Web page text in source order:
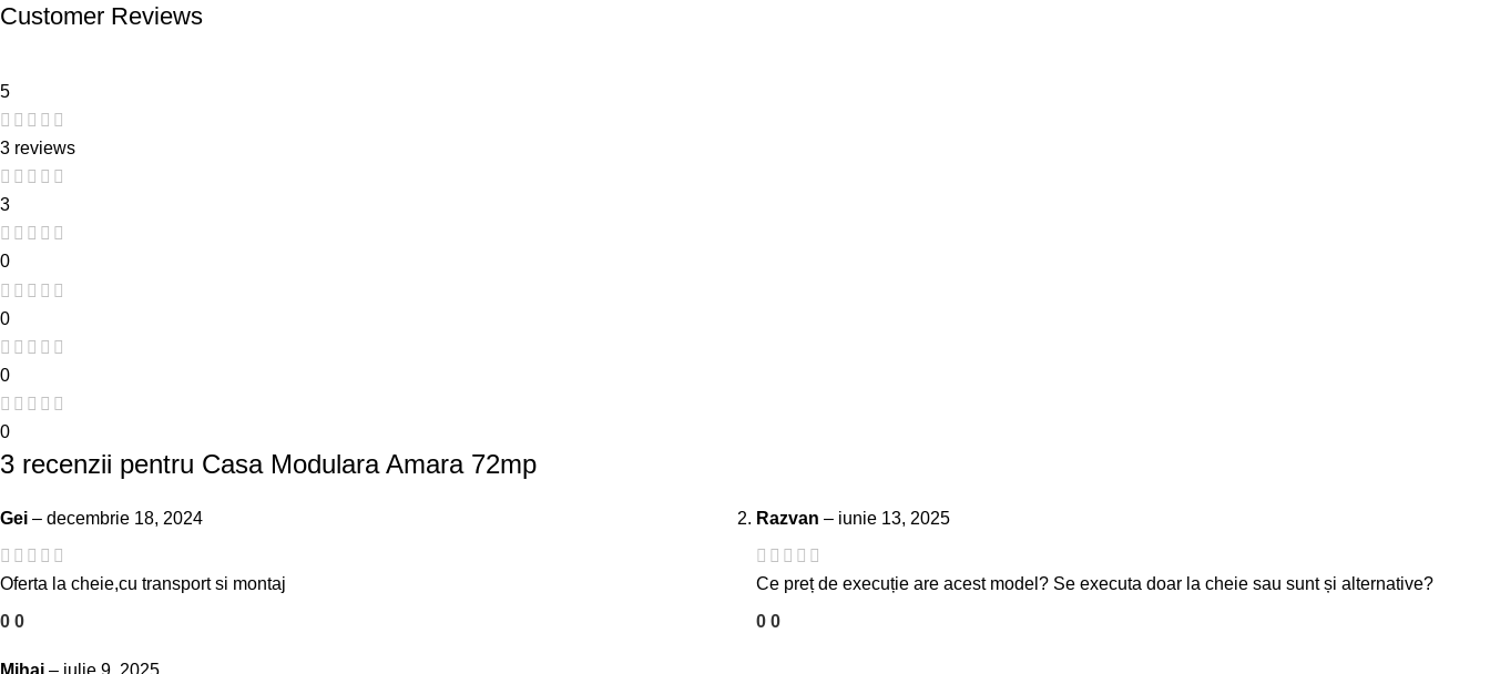
Customer Reviews
5
3 reviews
3
0
0
0
0
3 recenzii pentru Casa Modulara Amara 72mp
Gei – decembrie 18, 2024
Oferta la cheie,cu transport si montaj
0 0
Razvan – iunie 13, 2025
Ce preț de execuție are acest model? Se executa doar la cheie sau sunt și alternative?
0 0